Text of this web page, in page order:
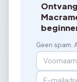
Geen spam.